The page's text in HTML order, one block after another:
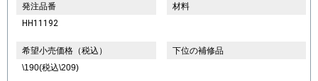
発注品番
HH11192
材料
希望小売価格（税込）
\190(税込\209)
下位の補修品